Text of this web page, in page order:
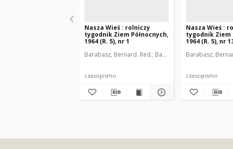
Nasza Wieś : rolniczy
tygodnik Ziem Północnych,
1964 (R. 5), nr 1
Barabasz, Bernard. Red. Barzdo, Witold. Red.
czasopismo
Nasza Wieś :
tygodnik Ziem
1964 (R. 5), nr
Barabasz,
czasopismo